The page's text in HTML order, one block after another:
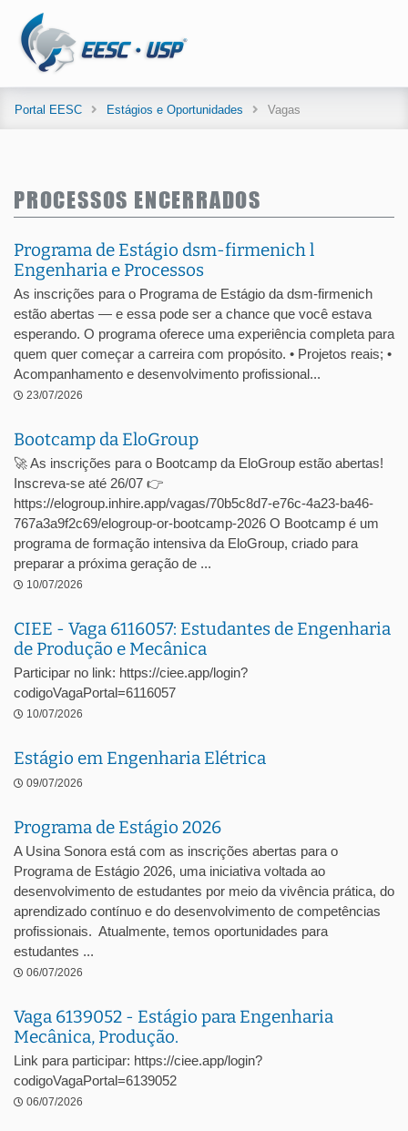
Portal EESC Estágios e Oportunidades Vagas
PROCESSOS ENCERRADOS
Programa de Estágio dsm-firmenich l
Engenharia e Processos
As inscrições para o Programa de Estágio da dsm-firmenich
estão abertas — e essa pode ser a chance que você estava
esperando. O programa oferece uma experiência completa para
quem quer começar a carreira com propósito. • Projetos reais; •
Acompanhamento e desenvolvimento profissional...
23/07/2026
Bootcamp da EloGroup
🚀 As inscrições para o Bootcamp da EloGroup estão abertas!
Inscreva-se até 26/07 👉
https://elogroup.inhire.app/vagas/70b5c8d7-e76c-4a23-ba46-
767a3a9f2c69/elogroup-or-bootcamp-2026 O Bootcamp é um
programa de formação intensiva da EloGroup, criado para
preparar a próxima geração de ...
10/07/2026
CIEE - Vaga 6116057: Estudantes de Engenharia
de Produção e Mecânica
Participar no link: https://ciee.app/login?
codigoVagaPortal=6116057
10/07/2026
Estágio em Engenharia Elétrica
09/07/2026
Programa de Estágio 2026
A Usina Sonora está com as inscrições abertas para o
Programa de Estágio 2026, uma iniciativa voltada ao
desenvolvimento de estudantes por meio da vivência prática, do
aprendizado contínuo e do desenvolvimento de competências
profissionais. Atualmente, temos oportunidades para
estudantes ...
06/07/2026
Vaga 6139052 - Estágio para Engenharia
Mecânica, Produção.
Link para participar: https://ciee.app/login?
codigoVagaPortal=6139052
06/07/2026